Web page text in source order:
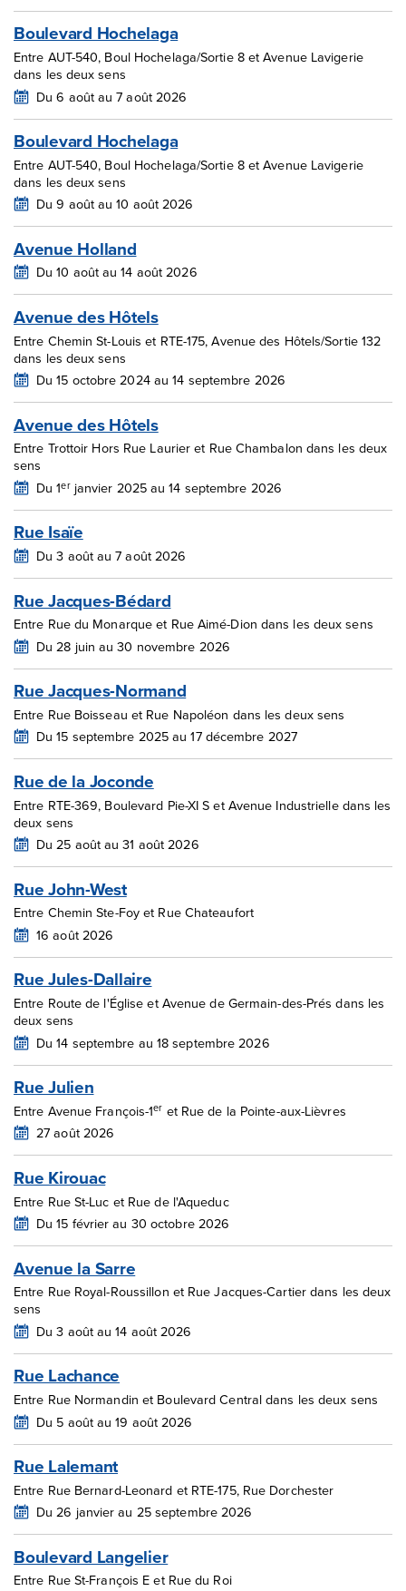
Boulevard Hochelaga
Entre AUT-540, Boul Hochelaga/Sortie 8 et Avenue Lavigerie
dans les deux sens
Du 6 août au 7 août 2026
Boulevard Hochelaga
Entre AUT-540, Boul Hochelaga/Sortie 8 et Avenue Lavigerie
dans les deux sens
Du 9 août au 10 août 2026
Avenue Holland
Du 10 août au 14 août 2026
Avenue des Hôtels
Entre Chemin St-Louis et RTE-175, Avenue des Hôtels/Sortie 132
dans les deux sens
Du 15 octobre 2024 au 14 septembre 2026
Avenue des Hôtels
Entre Trottoir Hors Rue Laurier et Rue Chambalon dans les deux
sens
Du 1erjanvier 2025 au 14 septembre 2026
Rue Isaïe
Du 3 août au 7 août 2026
Rue Jacques-Bédard
Entre Rue du Monarque et Rue Aimé-Dion dans les deux sens
Du 28 juin au 30 novembre 2026
Rue Jacques-Normand
Entre Rue Boisseau et Rue Napoléon dans les deux sens
Du 15 septembre 2025 au 17 décembre 2027
Rue de la Joconde
Entre RTE-369, Boulevard Pie-XI S et Avenue Industrielle dans les
deux sens
Du 25 août au 31 août 2026
Rue John-West
Entre Chemin Ste-Foy et Rue Chateaufort
16 août 2026
Rue Jules-Dallaire
Entre Route de l'Église et Avenue de Germain-des-Prés dans les
deux sens
Du 14 septembre au 18 septembre 2026
Rue Julien
Entre Avenue François-1er et Rue de la Pointe-aux-Lièvres
27 août 2026
Rue Kirouac
Entre Rue St-Luc et Rue de l'Aqueduc
Du 15 février au 30 octobre 2026
Avenue la Sarre
Entre Rue Royal-Roussillon et Rue Jacques-Cartier dans les deux
sens
Du 3 août au 14 août 2026
Rue Lachance
Entre Rue Normandin et Boulevard Central dans les deux sens
Du 5 août au 19 août 2026
Rue Lalemant
Entre Rue Bernard-Leonard et RTE-175, Rue Dorchester
Du 26 janvier au 25 septembre 2026
Boulevard Langelier
Entre Rue St-François E et Rue du Roi